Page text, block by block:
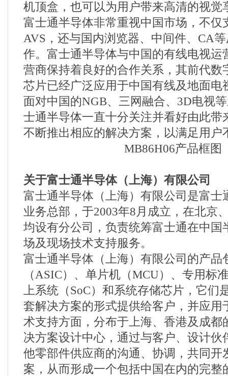
机顶盒，也可以为用户带来高清的视觉
富士通半导体非常重视中国市场，不仅
AVS，还与国内浏览器、中间件、CA
作。富士通半导体与中国的有线电视运
营商保持着良好的合作关系，其前代数
芯片已经广泛应用于中国有线及地面电
面对中国的NGB、三网融合、3D电视
士通半导体一直十分关注并看好由此带
不断推出相应的解决方案，以满足用户
MB86H06产品框图
关于富士通半导体（上海）有限公司
富士通半导体（上海）有限公司是富士
业务总部，于2003年8月成立，在北京
均设有分公司，负责统筹富士通在中国
场及现场技术支持服务。
富士通半导体（上海）有限公司的产品
（ASIC）、单片机（MCU）、专用标
上系统（SoC）和系统存储芯片，它们
套解决方案的形式提供给客户，并应用
术支持方面，分布于上海、香港及成都
决方案设计中心，通过与客户、设计伙
他零部件供应商的沟通、协调，共同开
案，从而形成一个包括中国在内的完整